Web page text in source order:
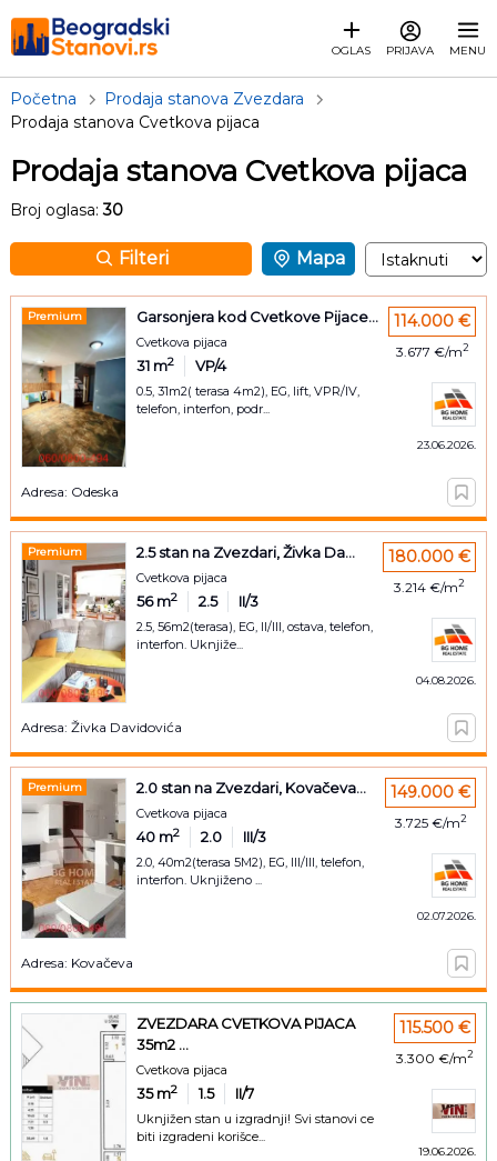
OGLAS PRIJAVA MENU
Početna
Prodaja stanova Zvezdara
Prodaja stanova Cvetkova pijaca
Prodaja stanova Cvetkova pijaca
Broj oglasa:30
Filteri Mapa
Premium Garsonjera kod Cvetkove Pijace...
Cvetkova pijaca
31 m2 VP/4
0.5, 31m2( terasa 4m2), EG, lift, VPR/IV,
telefon, interfon, podr...
114.000 €
3.677 €/m2
23.06.2026.
Adresa: Odeska
Premium 2.5 stan na Zvezdari, Živka Da...
Cvetkova pijaca
56m2 2.5 II/3
2.5, 56m2(terasa), EG, II/III, ostava, telefon,
interfon. Uknjiže...
180.000 €
3.214 €/m2
04.08.2026.
Adresa: Živka Davidovića
Premium 2.0 stan na Zvezdari, Kovačeva...
Cvetkova pijaca
40 m2 2.0 III/3
2.0, 40m2(terasa 5M2), EG, III/III, telefon,
interfon. Uknjiženo ...
149.000 €
3.725 €/m2
02.07.2026.
Adresa: Kovačeva
ZVEZDARA CVETKOVA PIJACA
35m2 ...
Cvetkova pijaca
35m2 1.5 II/7
Uknjižen stan u izgradnji! Svi stanovi ce
biti izgradeni korišce...
115.500 €
3.300 €/m2
19.06.2026.